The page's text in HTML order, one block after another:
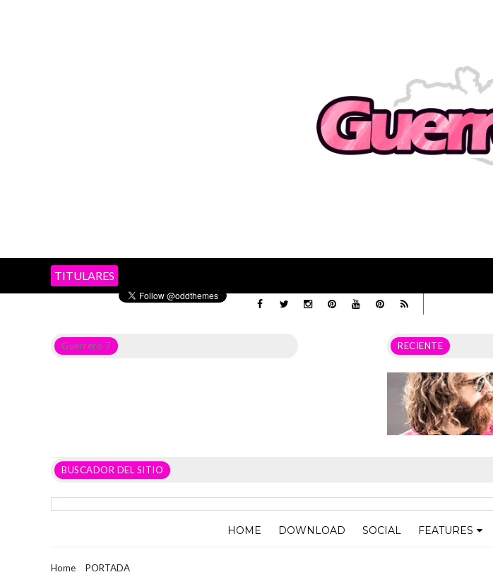
TITULARES
Guerrero 7 RECIENTE
BUSCADOR DEL SITIO
HOME DOWNLOAD SOCIAL FEATURES
Home PORTADA